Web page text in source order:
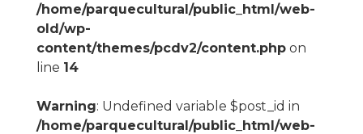
/home/parquecultural/public_html/web-
old/wp-
content/themes/pcdv2/content.phpon
line 14
Warning: Undefined variable $post_id in
/home/parquecultural/public_html/web-